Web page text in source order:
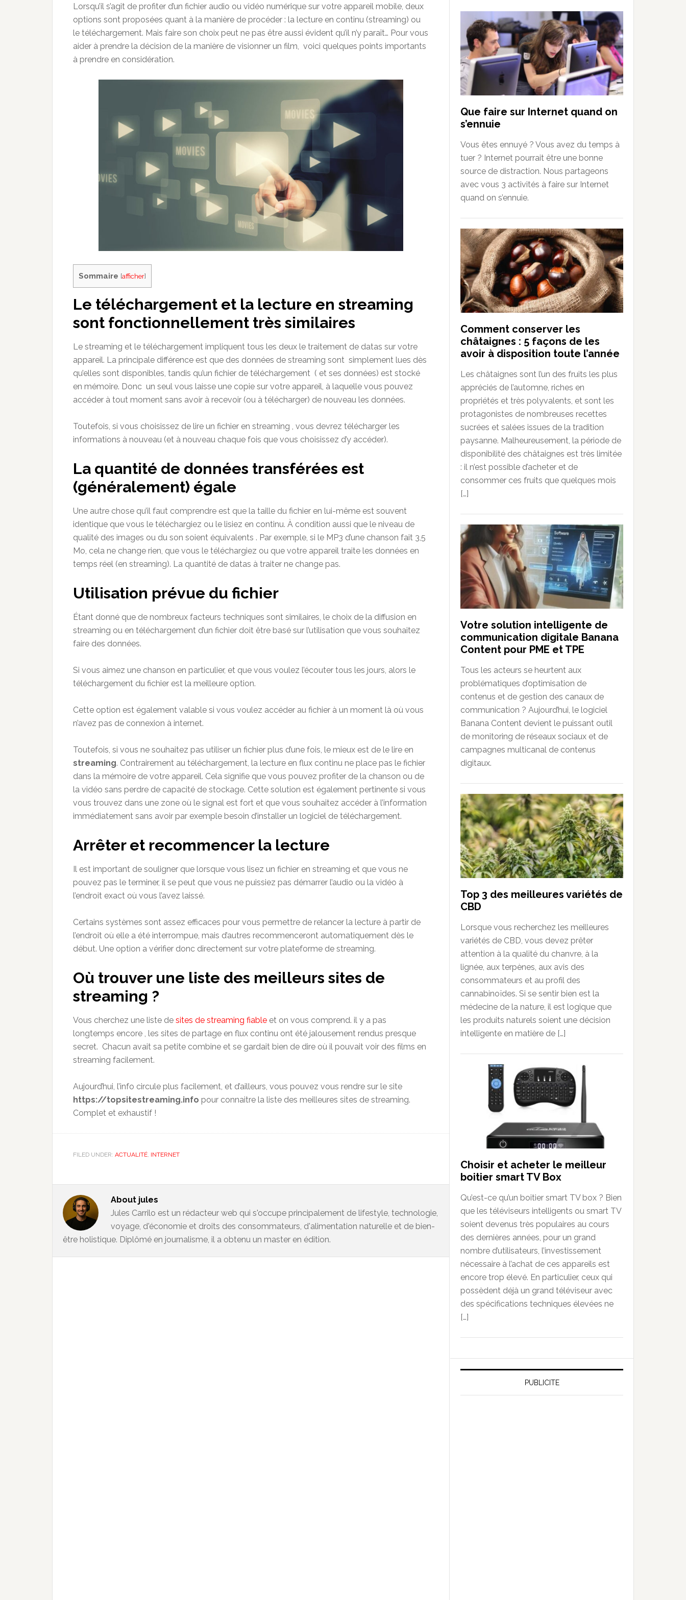
Lorsqu’il s’agit de profiter d’un fichier audio ou vidéo numérique sur votre appareil mobile, deux
options sont proposées quant à la manière de procéder : la lecture en continu (streaming) ou
le téléchargement. Mais faire son choix peut ne pas être aussi évident qu’il n’y paraît… Pour vous
aider à prendre la décision de la manière de visionner un film, voici quelques points importants
à prendre en considération.
Sommaire [afficher]
Le téléchargement et la lecture en streaming
sont fonctionnellement très similaires
Le streaming et le téléchargement impliquent tous les deux le traitement de datas sur votre
appareil. La principale différence est que des données de streaming sont simplement lues dès
qu’elles sont disponibles, tandis qu’un fichier de téléchargement ( et ses données) est stocké
en mémoire. Donc un seul vous laisse une copie sur votre appareil, à laquelle vous pouvez
accéder à tout moment sans avoir à recevoir (ou à télécharger) de nouveau les données.
Toutefois, si vous choisissez de lire un fichier en streaming , vous devrez télécharger les
informations à nouveau (et à nouveau chaque fois que vous choisissez d’y accéder).
La quantité de données transférées est
(généralement) égale
Une autre chose qu’il faut comprendre est que la taille du fichier en lui-même est souvent
identique que vous le téléchargiez ou le lisiez en continu. À condition aussi que le niveau de
qualité des images ou du son soient équivalents . Par exemple, si le MP3 d’une chanson fait 3,5
Mo, cela ne change rien, que vous le téléchargiez ou que votre appareil traite les données en
temps réel (en streaming). La quantité de datas à traiter ne change pas.
Utilisation prévue du fichier
Étant donné que de nombreux facteurs techniques sont similaires, le choix de la diffusion en
streaming ou en téléchargement d’un fichier doit être basé sur l’utilisation que vous souhaitez
faire des données.
Si vous aimez une chanson en particulier, et que vous voulez l’écouter tous les jours, alors le
téléchargement du fichier est la meilleure option.
Cette option est également valable si vous voulez accéder au fichier à un moment là où vous
n’avez pas de connexion à internet.
Toutefois, si vous ne souhaitez pas utiliser un fichier plus d’une fois, le mieux est de le lire en
streaming. Contrairement au téléchargement, la lecture en flux continu ne place pas le fichier
dans la mémoire de votre appareil. Cela signifie que vous pouvez profiter de la chanson ou de
la vidéo sans perdre de capacité de stockage. Cette solution est également pertinente si vous
vous trouvez dans une zone où le signal est fort et que vous souhaitez accéder à l’information
immédiatement sans avoir par exemple besoin d’installer un logiciel de téléchargement.
Arrêter et recommencer la lecture
Il est important de souligner que lorsque vous lisez un fichier en streaming et que vous ne
pouvez pas le terminer, il se peut que vous ne puissiez pas démarrer l’audio ou la vidéo à
l’endroit exact où vous l’avez laissé.
Certains systèmes sont assez efficaces pour vous permettre de relancer la lecture à partir de
l’endroit où elle a été interrompue, mais d’autres recommenceront automatiquement dès le
début. Une option a vérifier donc directement sur votre plateforme de streaming.
Où trouver une liste des meilleurs sites de
streaming ?
Vous cherchez une liste de sites de streaming fiable et on vous comprend. il y a pas
longtemps encore , les sites de partage en flux continu ont été jalousement rendus presque
secret. Chacun avait sa petite combine et se gardait bien de dire où il pouvait voir des films en
streaming facilement.
Aujourd’hui, l’info circule plus facilement, et d’ailleurs, vous pouvez vous rendre sur le site
https://topsitestreaming.info pour connaitre la liste des meilleures sites de streaming.
Complet et exhaustif !
FILED UNDER: ACTUALITÉ, INTERNET
About jules
Jules Carrilo est un rédacteur web qui s'occupe principalement de lifestyle, technologie,
voyage, d'économie et droits des consommateurs, d'alimentation naturelle et de bien-
être holistique. Diplômé en journalisme, il a obtenu un master en édition.
Que faire sur Internet quand on
s’ennuie
Vous êtes ennuyé ? Vous avez du temps à
tuer ? Internet pourrait être une bonne
source de distraction. Nous partageons
avec vous 3 activités à faire sur Internet
quand on s’ennuie.
Comment conserver les
châtaignes : 5 façons de les
avoir à disposition toute l’année
Les châtaignes sont l’un des fruits les plus
appréciés de l’automne, riches en
propriétés et très polyvalents, et sont les
protagonistes de nombreuses recettes
sucrées et salées issues de la tradition
paysanne. Malheureusement, la période de
disponibilité des châtaignes est très limitée
: il n’est possible d’acheter et de
consommer ces fruits que quelques mois
[…]
Votre solution intelligente de
communication digitale Banana
Content pour PME et TPE
Tous les acteurs se heurtent aux
problématiques d’optimisation de
contenus et de gestion des canaux de
communication ? Aujourd’hui, le logiciel
Banana Content devient le puissant outil
de monitoring de réseaux sociaux et de
campagnes multicanal de contenus
digitaux.
Top 3 des meilleures variétés de
CBD
Lorsque vous recherchez les meilleures
variétés de CBD, vous devez prêter
attention à la qualité du chanvre, à la
lignée, aux terpènes, aux avis des
consommateurs et au profil des
cannabinoïdes. Si se sentir bien est la
médecine de la nature, il est logique que
les produits naturels soient une décision
intelligente en matière de […]
Choisir et acheter le meilleur
boitier smart TV Box
Qu’est-ce qu’un boitier smart TV box ? Bien
que les téléviseurs intelligents ou smart TV
soient devenus très populaires au cours
des dernières années, pour un grand
nombre d’utilisateurs, l’investissement
nécessaire à l’achat de ces appareils est
encore trop élevé. En particulier, ceux qui
possèdent déjà un grand téléviseur avec
des spécifications techniques élevées ne
[…]
PUBLICITE